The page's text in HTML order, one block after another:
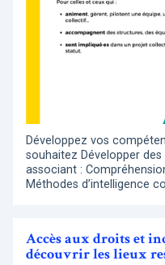
Développez vos
souhaitez Développer
associant :
Méthodes d’intelligence
Accès aux droits et
découvrir les lieux